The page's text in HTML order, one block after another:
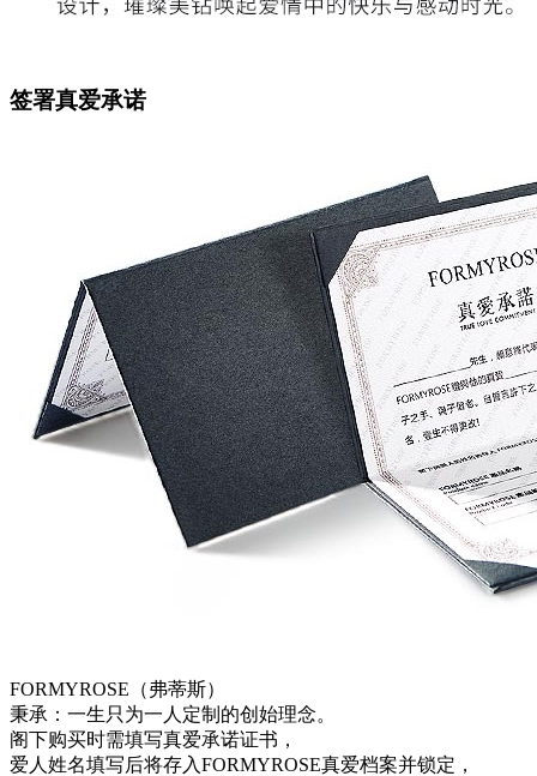
签署真爱承诺
FORMYROSE（弗蒂斯）
秉承：一生只为一人定制的创始理念。
阁下购买时需填写真爱承诺证书，
爱人姓名填写后将存入FORMYROSE真爱档案并锁定，